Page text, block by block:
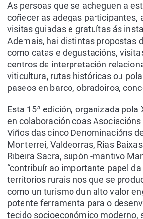
As persoas que se acheguen a
coñecer as adegas participantes,
visitas guiadas e gratuítas ás
Ademais, hai distintas propostas
como catas e degustacións,
centros de interpretación
viticultura, rutas históricas ou
paseos en barco, obradoiros,
Esta 15ª edición, organizada pola
en colaboración coas Asociacións
Viños das cinco Denominacións
Monterrei, Valdeorras, Rías
Ribeira Sacra, supón -mantivo
“contribuír ao importante papel
territorios rurais nos que se
como un turismo dun alto valor
potente ferramenta para o
tecido socioeconómico moderno,